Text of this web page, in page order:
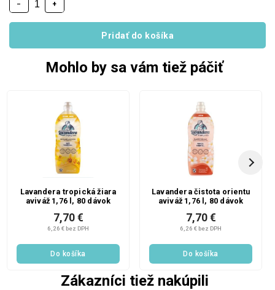
+
−
Pridať do košíka
Mohlo by sa vám tiež páčiť
Lavandera tropická žiara
aviváž 1,76 l, 80 dávok
6,26 € bez DPH
7,70 €
Do košíka
Lavandera čistota orientu
aviváž 1,76 l, 80 dávok
6,26 € bez DPH
7,70 €
Do košíka
Zákazníci tiež nakúpili